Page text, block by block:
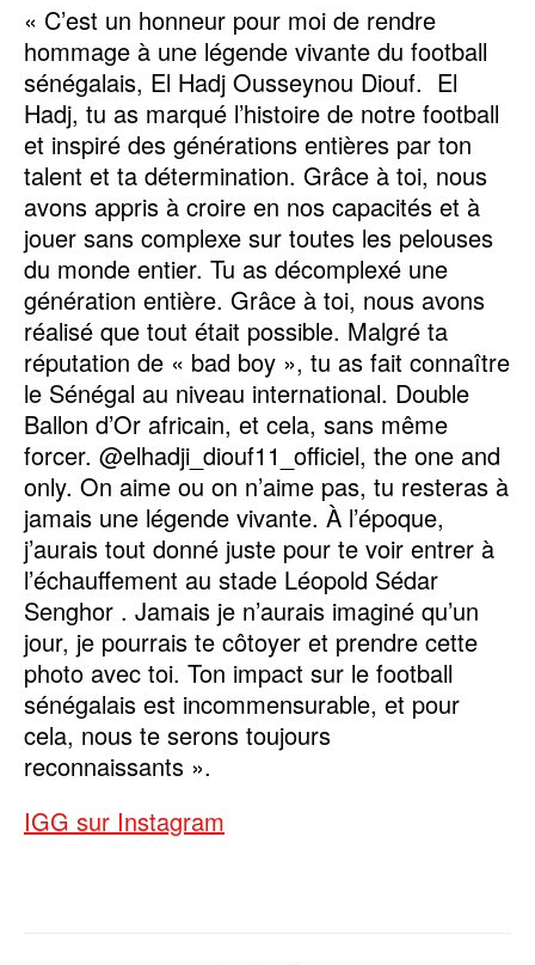
« C’est un honneur pour moi de rendre
hommage à une légende vivante du football
sénégalais, El Hadj Ousseynou Diouf. El
Hadj, tu as marqué l’histoire de notre football
et inspiré des générations entières par ton
talent et ta détermination. Grâce à toi, nous
avons appris à croire en nos capacités et à
jouer sans complexe sur toutes les pelouses
du monde entier. Tu as décomplexé une
génération entière. Grâce à toi, nous avons
réalisé que tout était possible. Malgré ta
réputation de « bad boy », tu as fait connaître
le Sénégal au niveau international. Double
Ballon d’Or africain, et cela, sans même
forcer. @elhadji_diouf11_officiel, the one and
only. On aime ou on n’aime pas, tu resteras à
jamais une légende vivante. À l’époque,
j’aurais tout donné juste pour te voir entrer à
l’échauffement au stade Léopold Sédar
Senghor . Jamais je n’aurais imaginé qu’un
jour, je pourrais te côtoyer et prendre cette
photo avec toi. Ton impact sur le football
sénégalais est incommensurable, et pour
cela, nous te serons toujours
reconnaissants ».
IGG sur Instagram